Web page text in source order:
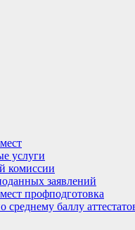
услуги
комиссии
заявлений
профподготовка
среднему баллу